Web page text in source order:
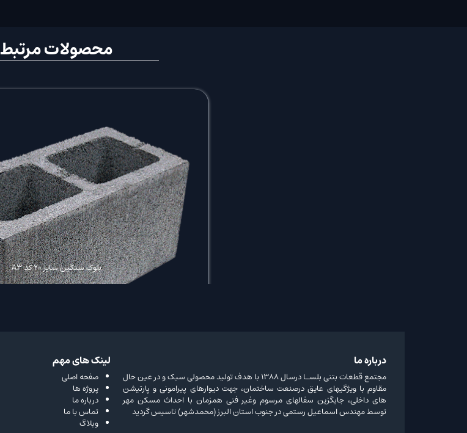
محصولات مرتبط
بلوک سنگین سایز 20 کد A3
درباره ما
مجتمع قطعات بتنی بلسـا درسال 1388 با هدف تولید محصولی سبک و در عین حال
مقاوم با ویژگیهای عایق درصنعت ساختمان، جهت دیوارهای پیرامونی و پارتیشن
های داخلی، جایگزین سفالهای مرسوم وغیر فنی همزمان با احداث مسکن مهر
توسط مهندس اسماعیل رستمی در جنوب استان البرز (محمدشهر) تاسیس گردید
لینک های مهم
صفحه اصلی
پروژه ها
درباره ما
تماس با ما
وبلاگ